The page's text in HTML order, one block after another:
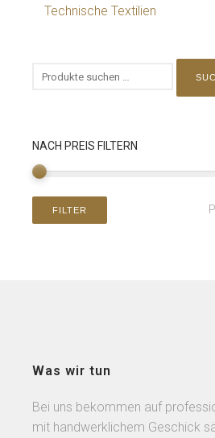
Technische Textilien
NACH PREIS FILTERN
FILTER
Was wir tun
Bei uns bekommen auf
mit handwerklichem Geschick